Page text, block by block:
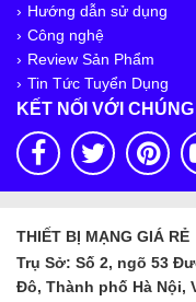
Hướng dẫn sử dụng
Công nghệ
Review Sản Phẩm
Tin Tức Tuyển Dụng
KẾT NỐI VỚI CHÚNG
THIẾT BỊ MẠNG GIÁ RẺ
Trụ Sở: Số 2, ngõ 53
Đô, Thành phố Hà Nội,